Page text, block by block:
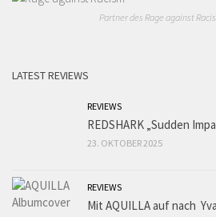
Partner des Rage against
LATEST REVIEWS
REVIEWS
REDSHARK „Sudden
23. OKTOBER 2025
REVIEWS
Mit AQUILLA auf nach